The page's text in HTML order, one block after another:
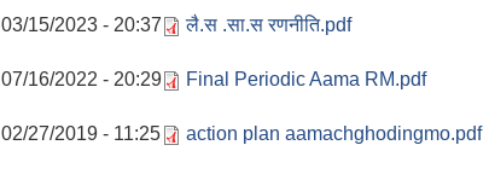
03/15/2023 - 20:37 लै.स .सा.स रणनीति.pdf
07/16/2022 - 20:29 Final Periodic Aama RM.pdf
02/27/2019 - 11:25 action plan aamachghodingmo.pdf